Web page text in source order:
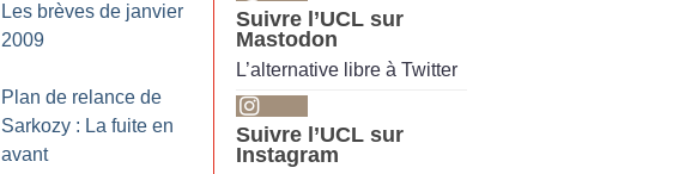
Les brèves de janvier
2009
Plan de relance de
Sarkozy : La fuite en
avant
Suivre l’UCL sur
Mastodon
L’alternative libre à Twitter
Suivre l’UCL sur
Instagram